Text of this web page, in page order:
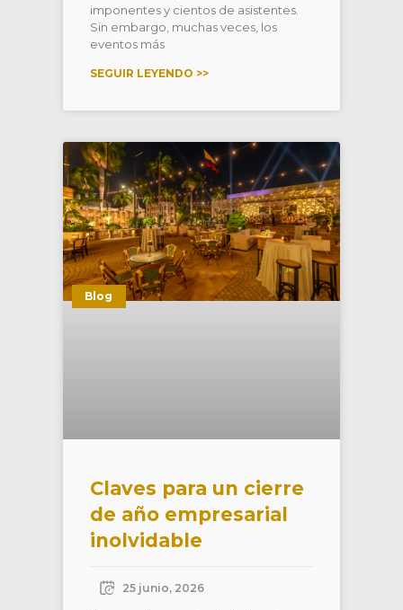
imponentes y cientos de asistentes.
Sin embargo, muchas veces, los
eventos más
SEGUIR LEYENDO >>
Blog
Claves para un cierre
de año empresarial
inolvidable
25 junio, 2026